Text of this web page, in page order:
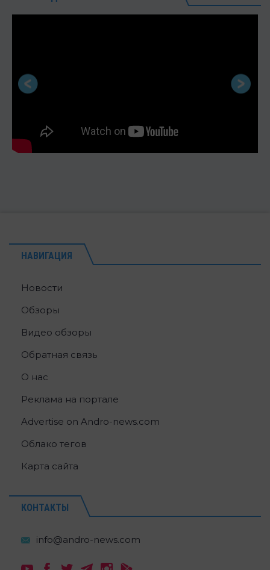
НАВИГАЦИЯ
Новости
Обзоры
Видео обзоры
Обратная связь
О нас
Реклама на портале
Advertise on Andro-news.com
Облако тегов
Карта сайта
КОНТАКТЫ